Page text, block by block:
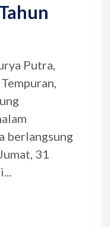
Putra,
berlangsung
31